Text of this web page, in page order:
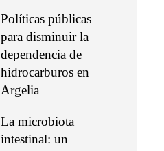
Políticas públicas
para disminuir la
dependencia de
hidrocarburos en
Argelia
La microbiota
intestinal: un